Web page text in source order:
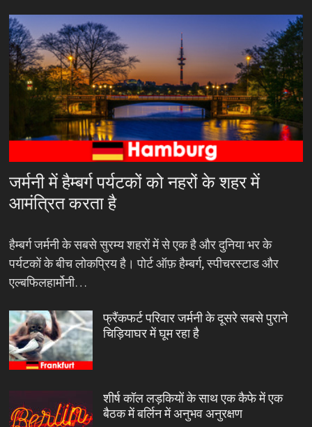
जर्मनी में हैम्बर्ग पर्यटकों को नहरों के शहर में
आमंत्रित करता है
हैम्बर्ग जर्मनी के सबसे सुरम्य शहरों में से एक है और दुनिया भर के
पर्यटकों के बीच लोकप्रिय है। पोर्ट ऑफ़ हैम्बर्ग, स्पीचरस्टाड और
एल्बफिलहार्मोनी…
फ्रैंकफर्ट परिवार जर्मनी के दूसरे सबसे पुराने
चिड़ियाघर में घूम रहा है
शीर्ष कॉल लड़कियों के साथ एक कैफे में एक
बैठक में बर्लिन में अनुभव अनुरक्षण